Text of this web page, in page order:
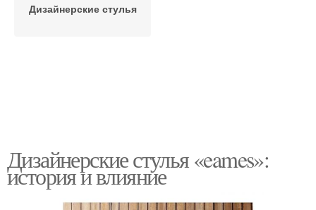
Дизайнерские стулья
Дизайнерские стулья «eames»:
история и влияние